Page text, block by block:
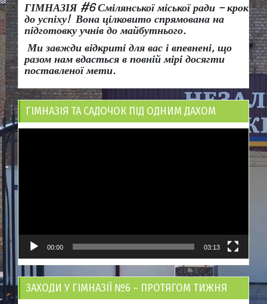
ГІМНАЗІЯ #6 Смілянської міської ради – крок
до успіху! Вона цілковито спрямована на
підготовку учнів до майбутнього.
Ми завжди відкриті для вас і впевнені, що
разом нам вдасться в повній мірі досягти
поставленої мети.
ГІМНАЗІЯ ТА САДОЧОК ПІД ОДНИМ ДАХОМ
00:00 03:13
ЗАХОДИ У ГІМНАЗІЇ №6 – ПРОТЯГОМ ТИЖНЯ